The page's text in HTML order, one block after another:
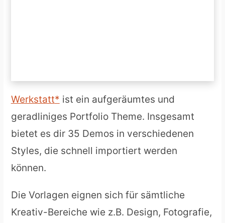
Werkstatt
ist ein aufgeräumtes und
geradliniges Portfolio Theme. Insgesamt
bietet es dir 35 Demos in verschiedenen
Styles, die schnell importiert werden
können.
Die Vorlagen eignen sich für sämtliche
Kreativ-Bereiche wie z.B. Design, Fotografie,